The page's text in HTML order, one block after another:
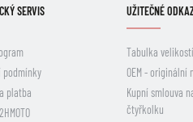
SERVIS
podmínky
platba
UŽITEČNÉ
Tabulka velikostí
OEM - originální
Kupní smlouva
čtyřkolku